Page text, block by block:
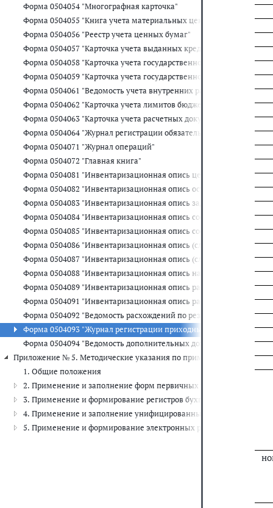
Форма 0504054 "Многографная карточка"
Форма 0504055 "Книга учета материальных ценностей,
Форма 0504056 "Реестр учета ценных бумаг"
Форма 0504057 "Карточка учета выданных кредитов, займов
Форма 0504058 "Карточка учета государственного долга
Форма 0504059 "Карточка учета государственного долга
Форма 0504061 "Ведомость учета внутренних расчетов между
Форма 0504062 "Карточка учета лимитов бюджетных
Форма 0504063 "Карточка учета расчетных документов,
Форма 0504064 "Журнал регистрации обязательств"
Форма 0504071 "Журнал операций"
Форма 0504072 "Главная книга"
Форма 0504081 "Инвентаризационная опись ценных бумаг"
Форма 0504082 "Инвентаризационная опись остатков на счетах
Форма 0504083 "Инвентаризационная опись задолженности по
Форма 0504084 "Инвентаризационная опись состояния
Форма 0504085 "Инвентаризационная опись состояния
Форма 0504086 "Инвентаризационная опись (сличительная
Форма 0504087 "Инвентаризационная опись (сличительная
Форма 0504088 "Инвентаризационная опись наличных денежных
Форма 0504089 "Инвентаризационная опись расчетов с
Форма 0504091 "Инвентаризационная опись расчетов по
Форма 0504092 "Ведомость расхождений по результатам
Форма 0504093 "Журнал регистрации приходных и расходных
Форма 0504094 "Ведомость дополнительных доходов
Приложение № 5. Методические указания по применению форм
1. Общие положения
2. Применение и заполнение форм первичных учетных
3. Применение и формирование регистров бухгалтерского учета
4. Применение и заполнение унифицированных форм
5. Применение и формирование электронных регистров